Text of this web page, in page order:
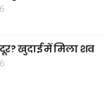
खुदाई में मिला शव